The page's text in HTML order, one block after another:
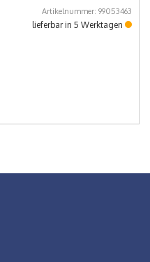
Artikelnummer: 99053463
lieferbar in 5 Werktagen